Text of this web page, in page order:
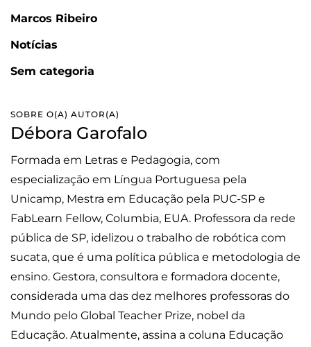
Marcos Ribeiro
Notícias
Sem categoria
SOBRE O(A) AUTOR(A)
Débora Garofalo
Formada em Letras e Pedagogia, com
especialização em Língua Portuguesa pela
Unicamp, Mestra em Educação pela PUC-SP e
FabLearn Fellow, Columbia, EUA. Professora da rede
pública de SP, idelizou o trabalho de robótica com
sucata, que é uma política pública e metodologia de
ensino. Gestora, consultora e formadora docente,
considerada uma das dez melhores professoras do
Mundo pelo Global Teacher Prize, nobel da
Educação. Atualmente, assina a coluna Educação